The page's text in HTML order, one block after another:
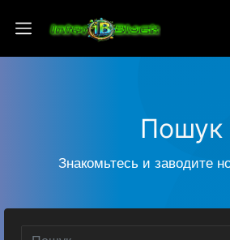
Пошук
Знакомьтесь и заводите